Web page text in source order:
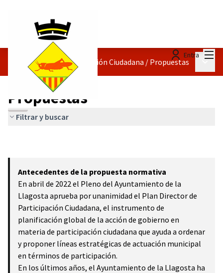
Entra
Reglamento de Participación Ciudadana / Propuestas
Propuestas
Filtrar y buscar
Antecedentes de la propuesta normativa
En abril de 2022 el Pleno del Ayuntamiento de la
Llagosta aprueba por unanimidad el Plan Director de
Participación Ciudadana, el instrumento de
planificación global de la acción de gobierno en
materia de participación ciudadana que ayuda a ordenar
y proponer líneas estratégicas de actuación municipal
en términos de participación.
En los últimos años, el Ayuntamiento de la Llagosta ha